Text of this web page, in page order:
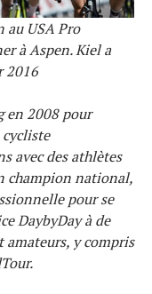
au USA Pro
à Aspen. Kiel a
2016
en 2008 pour
avec des athlètes
champion national,
pour se
DaybyDay à de
y compris